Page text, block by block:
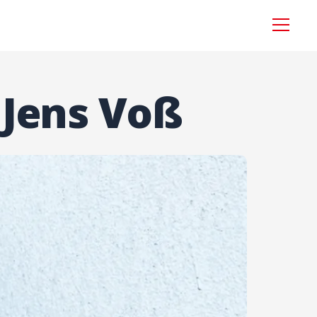
Menü
Voß